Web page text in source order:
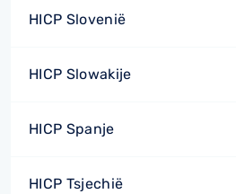
HICP Slovenië
HICP Slowakije
HICP Spanje
HICP Tsjechië